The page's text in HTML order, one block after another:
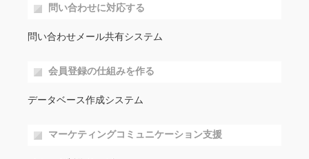
問い合わせに対応する
問い合わせメール共有システム
会員登録の仕組みを作る
データベース作成システム
マーケティングコミュニケーション支援